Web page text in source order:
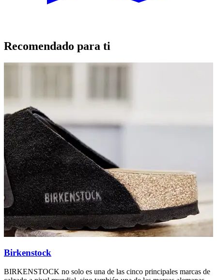
Recomendado para ti
Birkenstock
BIRKENSTOCK no solo es una de las cinco principales marcas de